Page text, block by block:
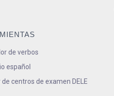
de verbos
español
de centros de examen DELE